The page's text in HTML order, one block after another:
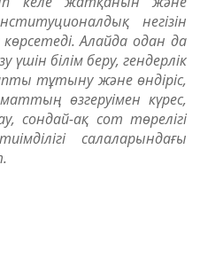
негізін
Алайда одан да
білім беру, гендерлік
тұтыну және өндіріс,
өзгеруімен күрес,
сондай-ақ сот төрелігі
салаларындағы